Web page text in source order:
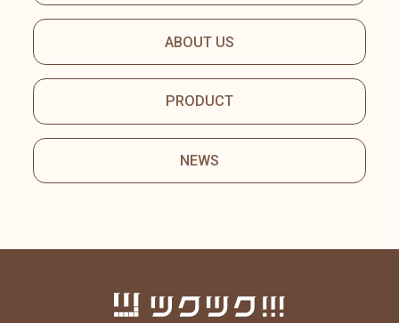
ABOUT US
PRODUCT
NEWS